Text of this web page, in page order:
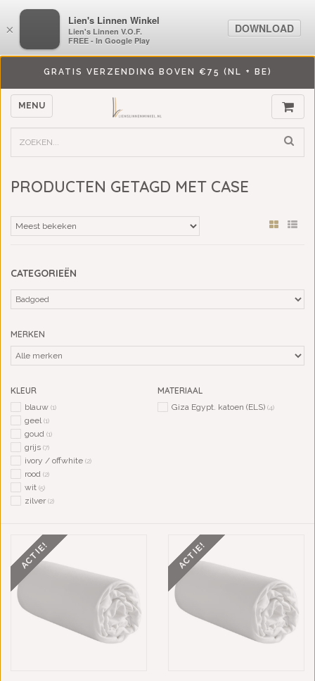
GRATIS VERZENDING BOVEN €75 (NL + BE)
MENU
PRODUCTEN GETAGD MET CASE
CATEGORIEËN
MERKEN
KLEUR
blauw (1)
geel(1)
goud (1)
grijs (7)
ivory / offwhite (2)
rood (2)
wit (5)
zilver(2)
MATERIAAL
Giza Egypt. katoen (ELS) (4)
ACTIE! ACTIE!
×
LiensLinnenwinkel.nl
Lien's Linnen V.O.F.
FREE - In Google Play
DOWNLOAD
×
Lien's Linnen Winkel
Lien's Linnen V.O.F.
FREE - In Google Play
DOWNLOAD